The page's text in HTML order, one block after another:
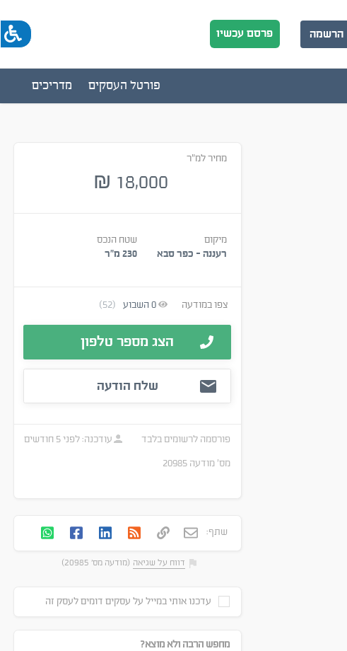
הרשמה פרסם עכשיו
מדריכים פורטל העסקים
מחיר למ"ר
18,000
₪
מיקום
רעננה - כפר סבא
שטח הנכס
230 מ״ר
צפו במודעה 0השבוע (52)
הצג מספר טלפון
שלח הודעה
פורסמה לרשומים בלבד עודכנה:לפני 5 חודשים
מס׳ מודעה
שתף:
דווח על שגיאה (מודעה מס' 20985)
עדכנו אותי במייל על עסקים דומים לעסק זה
מחפש הרבה ולא מוצא?